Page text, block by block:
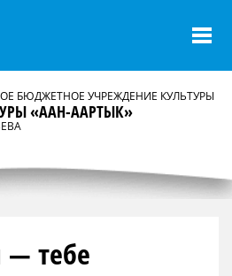
БЮДЖЕТНОЕ УЧРЕЖДЕНИЕ КУЛЬТУРЫ
«ААН-ААРТЫК»
— тебе